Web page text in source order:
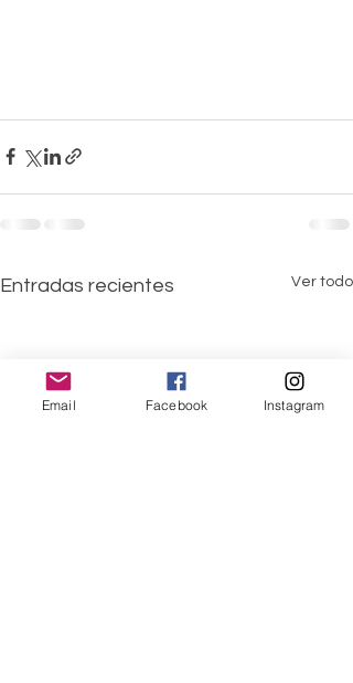
Entradas recientes Ver todo
Email Facebook Instagram